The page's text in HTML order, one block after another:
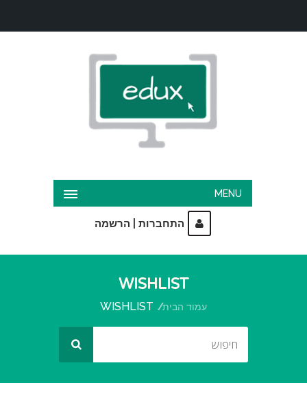
MENU
התחברות הרשמה
WISHLIST
עמוד הבית WISHLIST